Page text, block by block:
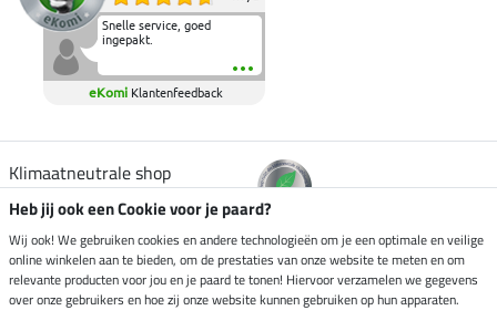
Snelle service, goed
ingepakt.
eKomi Klantenfeedback
Klimaatneutrale shop
Verzending per
Heb jij ook een Cookie voor je paard?
Wij ook! We gebruiken cookies en andere technologieën om je een optimale en veilige
online winkelen aan te bieden, om de prestaties van onze website te meten en om
relevante producten voor jou en je paard te tonen! Hiervoor verzamelen we gegevens
over onze gebruikers en hoe zij onze website kunnen gebruiken op hun apparaten.